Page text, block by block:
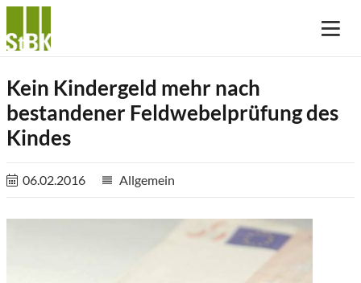
Kein Kindergeld mehr nach
bestandener Feldwebelprüfung des
Kindes
06.02.2016 reorder Allgemein